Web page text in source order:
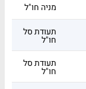
מניה חו"ל
תעודת סל
חו"ל
תעודת סל
חו"ל